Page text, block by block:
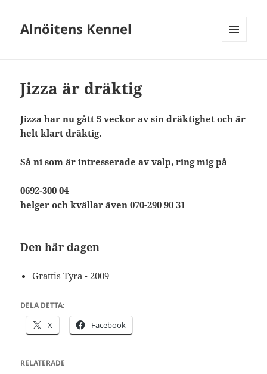
Alnöitens Kennel
Jizza är dräktig
Jizza har nu gått 5 veckor av sin dräktighet och är
helt klart dräktig.
Så ni som är intresserade av valp, ring mig på
0692-300 04
helger och kvällar även 070-290 90 31
Den här dagen
Grattis Tyra - 2009
DELA DETTA:
X Facebook
RELATERADE